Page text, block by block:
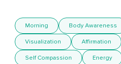
Morning Body Awareness
Visualization Affirmation
Self Compassion Energy